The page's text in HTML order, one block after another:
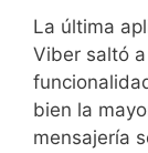
La última
Viber saltó
bien la
mensajería